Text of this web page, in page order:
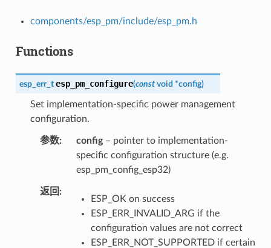
components/esp_pm/include/esp_pm.h
Functions
esp_err_t esp_pm_configure(const void *config)
Set implementation-specific power management
configuration.
参数 config– pointer to implementation-
specific configuration structure (e.g.
esp_pm_config_esp32)
返回
ESP_OK on success
ESP_ERR_INVALID_ARG if the
configuration values are not correct
ESP_ERR_NOT_SUPPORTED if certain